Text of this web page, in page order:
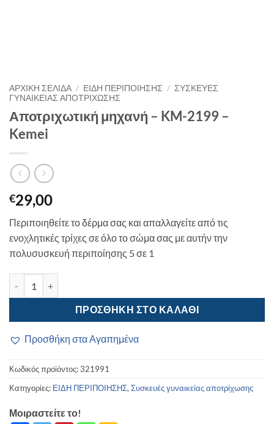
ΑΡΧΙΚΉ ΣΕΛΊΔΑ / ΕΙΔΗ ΠΕΡΙΠΟΙΗΣΗΣ / ΣΥΣΚΕΥΈΣ
ΓΥΝΑΙΚΕΊΑΣ ΑΠΟΤΡΊΧΩΣΗΣ
Αποτριχωτική μηχανή – KM-2199 –
Kemei
€29,00
Περιποιηθείτε το δέρμα σας και απαλλαγείτε από τις
ενοχλητικές τρίχες σε όλο το σώμα σας με αυτήν την
πολυσυσκευή περιποίησης 5 σε 1
ΠΡΟΣΘΉΚΗ ΣΤΟ ΚΑΛΆΘΙ
Προσθήκη στα Αγαπημένα
Κωδικός προϊόντος:321991
Κατηγορίες: ΕΙΔΗ ΠΕΡΙΠΟΙΗΣΗΣ, Συσκευές γυναικείας αποτρίχωσης
Μοιραστείτε το!